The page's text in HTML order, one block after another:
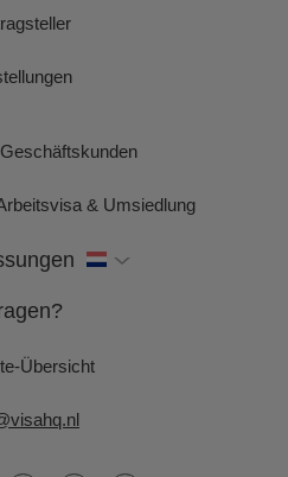
& Umsiedlung
Übersicht